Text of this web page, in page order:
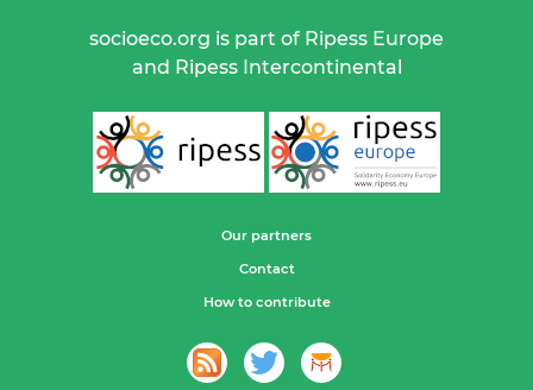
socioeco.org is part of Ripess Europe
and Ripess Intercontinental
Our partners
Contact
How to contribute